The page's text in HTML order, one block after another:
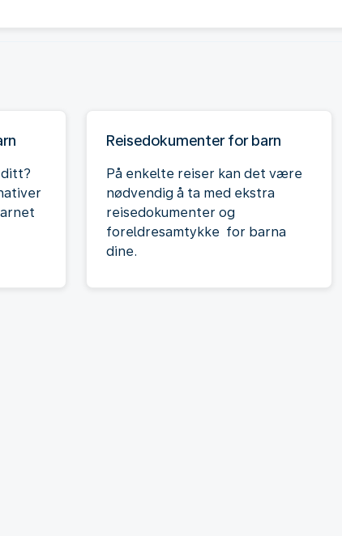
ditt?
Reisedokumenter for barn
På enkelte reiser kan det være
nødvendig å ta med ekstra
reisedokumenter og
foreldresamtykke for barna
dine.